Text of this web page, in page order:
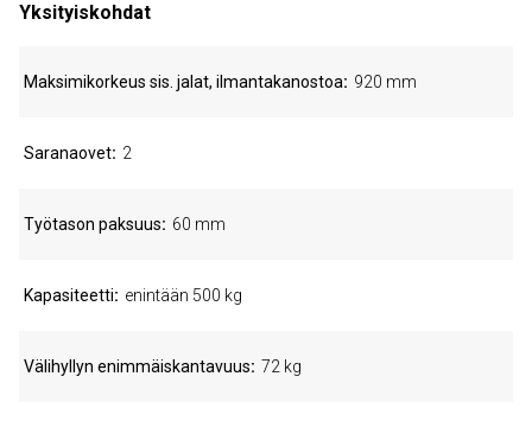
Yksityiskohdat
Maksimikorkeus sis. jalat, ilmantakanostoa 920 mm
Saranaovet 2
Työtason paksuus 60 mm
Kapasiteetti enintään 500 kg
Välihyllyn enimmäiskantavuus 72 kg